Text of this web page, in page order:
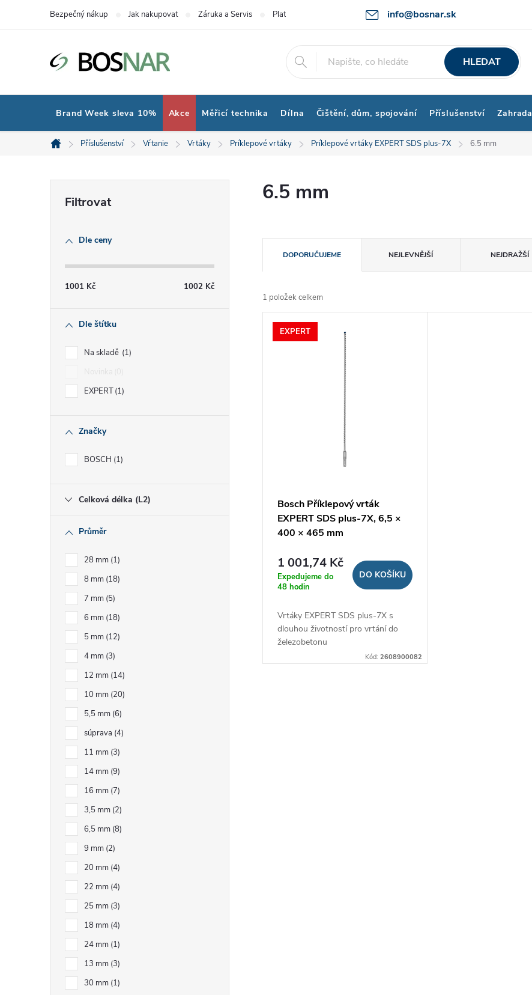
info@bosnar.sk
Bezpečný nákup Jak nakupovat Záruka a Servis Platby a Doprava Kontakty Obchodní podmínky
HLEDAT
Brand Week sleva 10% Akce Měřicí technika Dílna Čištění, dům, spojování Příslušenství Zahrada
Domů
Příslušenství Vŕtanie Vrtáky Príklepové vrtáky Príklepové vrtáky EXPERT SDS plus-7X 6.5 mm
Dle ceny
1001 Kč 1002 Kč
Dle štítku
Na skladě 1
EXPERT 1
Značky
BOSCH 1
Celková délka (L2)
Průměr
28 mm 1
8 mm 18
7 mm 5
6 mm 18
5 mm 12
4 mm 3
12 mm 14
10 mm 20
5,5 mm 6
súprava 4
11 mm 3
14 mm 9
16 mm 7
3,5 mm 2
6,5 mm 8
9 mm 2
20 mm 4
22 mm 4
25 mm 3
18 mm 4
24 mm 1
13 mm 3
30 mm 1
6.5 mm
a
z
e
DOPORUČUJEME NEJLEVNĚJŠÍ NEJDRAŽŠÍ
1 položek celkem
V
t
EXPERT
Bosch Příklepový vrták
EXPERT SDS plus-7X, 6,5 ×
400 × 465 mm
1 001,74 Kč
Expedujeme do
48 hodin
DO KOŠÍKU
Vrtáky EXPERT SDS plus-7X s
dlouhou životností pro vrtání do
železobetonu
Kód:2608900082